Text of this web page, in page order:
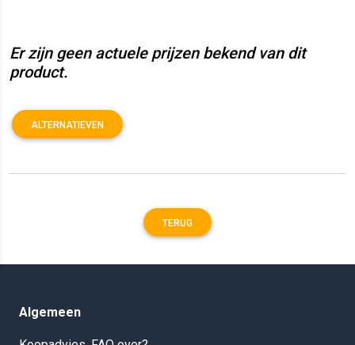
Er zijn geen actuele prijzen bekend van dit
product.
ALTERNATIEVEN
TERUG
Algemeen